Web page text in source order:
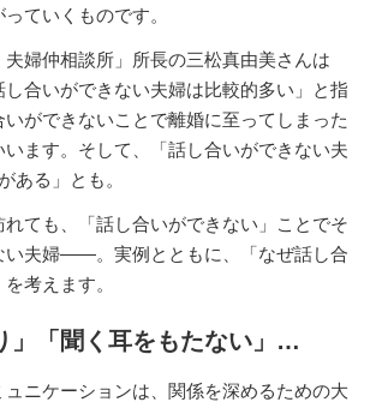
ていくものです。
婦仲相談所」所長の三松真由美さんは
し合いができない夫婦は比較的多い」と指
ができないことで離婚に至ってしまった
ます。そして、「話し合いができない夫
ある」とも。
ても、「話し合いができない」ことでそ
い夫婦――。実例とともに、「なぜ話し合
考えます。
」「聞く耳をもたない」…
ニケーションは、関係を深めるための大